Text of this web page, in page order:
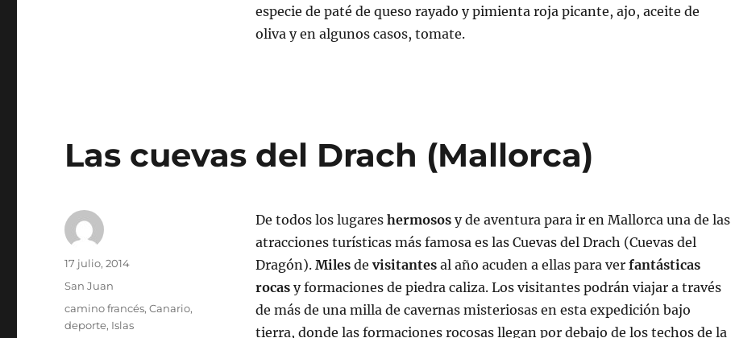
especie de paté de queso rayado y pimienta roja picante, ajo, aceite de
oliva y en algunos casos, tomate.
Las cuevas del Drach (Mallorca)
De todos los lugares hermososy de aventura para ir en Mallorca una de las
atracciones turísticas más famosa es las Cuevas del Drach (Cuevas del
Dragón). Milesde visitantesal año acuden a ellas para ver fantásticas
rocasy formaciones de piedra caliza. Los visitantes podrán viajar a través
de más de una milla de cavernas misteriosas en esta expedición bajo
tierra, donde las formaciones rocosas llegan por debajo de los techos de la
Autor
Publicado
17 julio, 2014
Categorías
San Juan
Etiquetas
camino francés,Canario,
deporte, Islas